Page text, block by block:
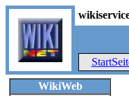
WikiWeb